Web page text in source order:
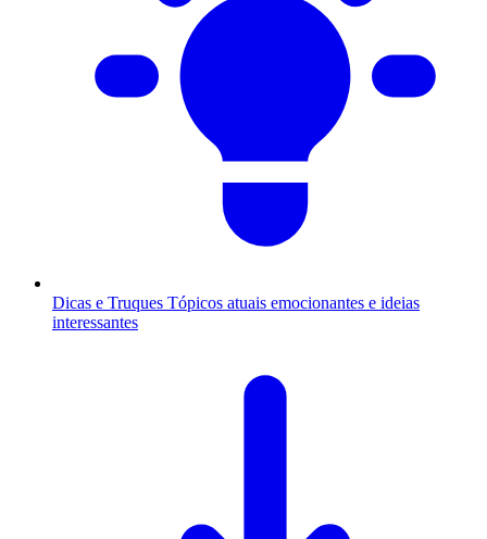
Dicas e Truques Tópicos atuais emocionantes e ideias
interessantes